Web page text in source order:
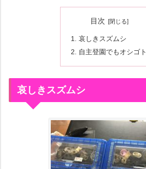
目次
哀しきスズムシ
自主登園でもオシゴト
哀しきスズムシ